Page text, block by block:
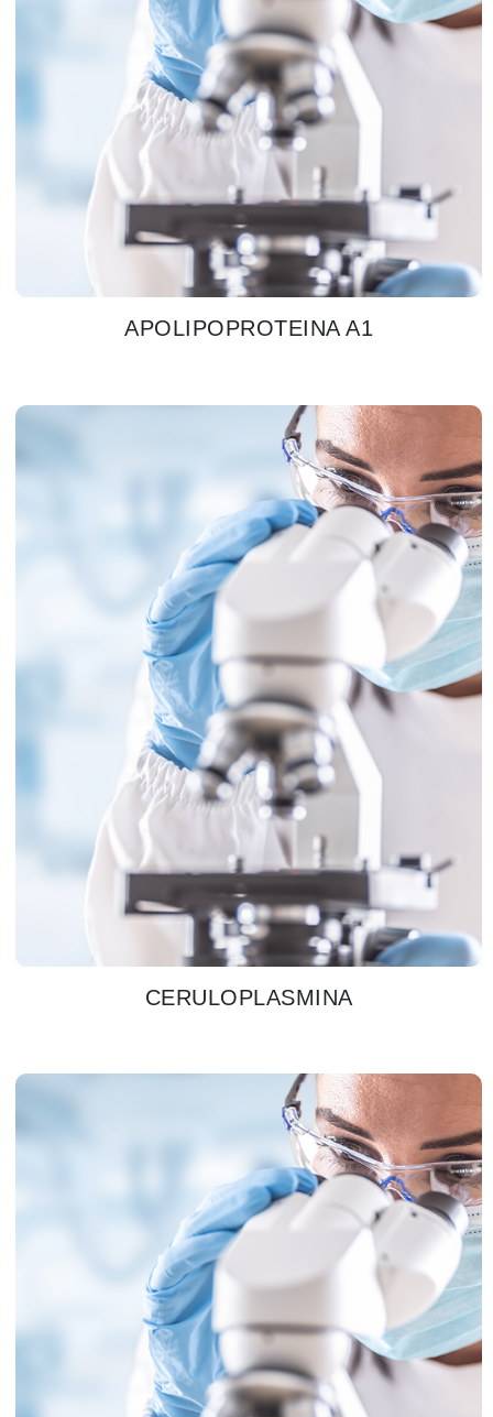
APOLIPOPROTEINA A1
CERULOPLASMINA